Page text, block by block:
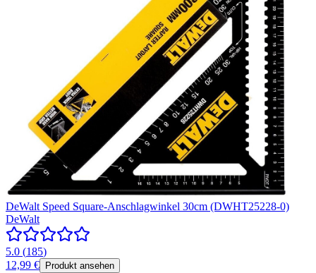
DeWalt Speed Square-Anschlagwinkel 30cm (DWHT25228-0)
DeWalt
5.0 (185)
12,99 €
Produkt ansehen